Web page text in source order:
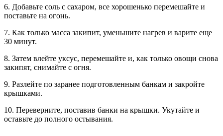
6. Добавьте соль с сахаром, все хорошенько перемешайте и
поставьте на огонь.
7. Как только масса закипит, уменьшите нагрев и варите еще
30 минут.
8. Затем влейте уксус, перемешайте и, как только овощи снова
закипят, снимайте с огня.
9. Разлейте по заранее подготовленным банкам и закройте
крышками.
10. Переверните, поставив банки на крышки. Укутайте и
оставьте до полного остывания.